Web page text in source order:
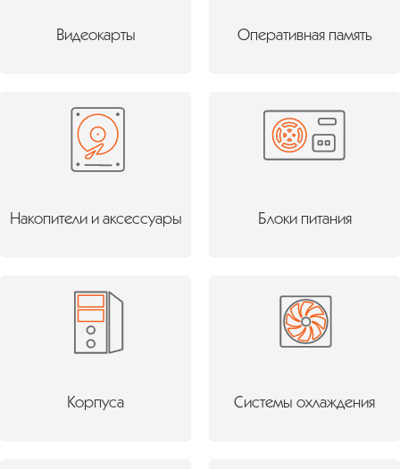
Видеокарты Оперативная память
Накопители и аксессуары Блоки питания
Корпуса Системы охлаждения